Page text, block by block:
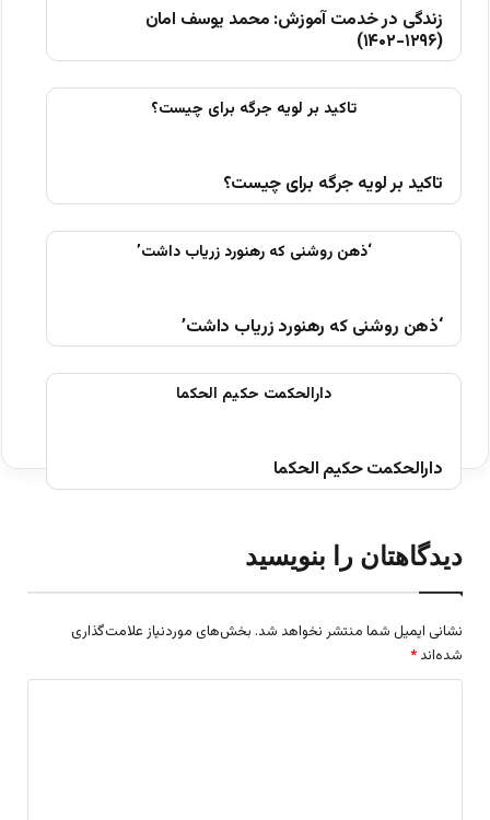
زندگی در خدمت آموزش: محمد یوسف امان
(۱۲۹۶-۱۴۰۲)
تاکید بر لویه جرگه برای چیست؟
‘ذهن روشنی که رهنورد زریاب داشت’
دارالحکمت حکیم الحکما
دیدگاهتان را بنویسید
نشانی ایمیل شما منتشر نخواهد شد. بخش‌های موردنیاز علامت‌گذاری
شده‌اند *